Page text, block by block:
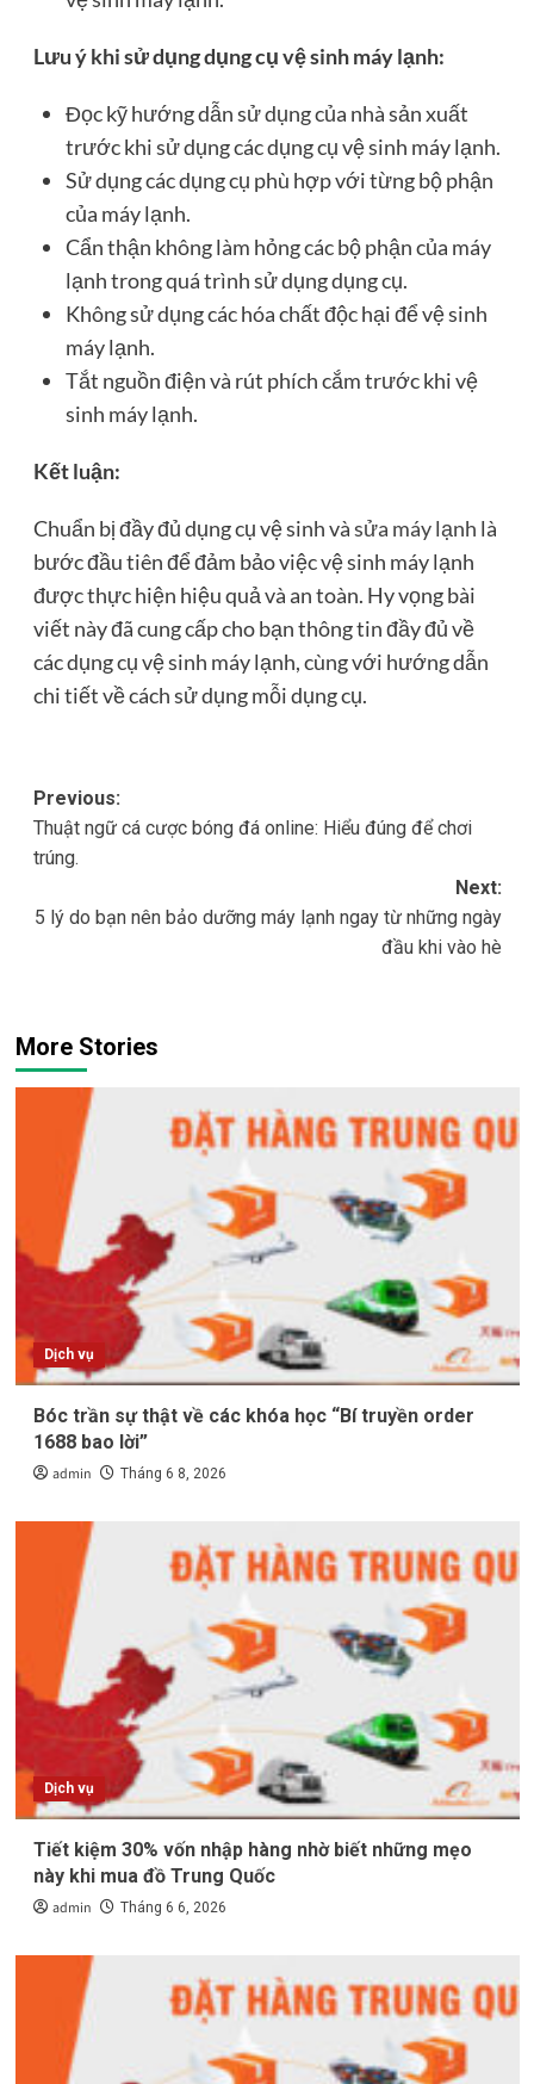
Lưu ý khi sử dụng dụng cụ vệ sinh máy lạnh:
Đọc kỹ hướng dẫn sử dụng của nhà sản xuất
trước khi sử dụng các dụng cụ vệ sinh máy lạnh.
Sử dụng các dụng cụ phù hợp với từng bộ phận
của máy lạnh.
Cẩn thận không làm hỏng các bộ phận của máy
lạnh trong quá trình sử dụng dụng cụ.
Không sử dụng các hóa chất độc hại để vệ sinh
máy lạnh.
Tắt nguồn điện và rút phích cắm trước khi vệ
sinh máy lạnh.
Kết luận:
Chuẩn bị đầy đủ dụng cụ vệ sinh vàsửa máy lạnh là
bước đầu tiên để đảm bảo việc vệ sinh máy lạnh
được thực hiện hiệu quả và an toàn. Hy vọng bài
viết này đã cung cấp cho bạn thông tin đầy đủ về
các dụng cụ vệ sinh máy lạnh, cùng với hướng dẫn
chi tiết về cách sử dụng mỗi dụng cụ.
Post
navigation
Previous:
Thuật ngữ cá cược bóng đá online: Hiểu đúng để chơi
trúng.
Next:
5 lý do bạn nên bảo dưỡng máy lạnh ngay từ những ngày
đầu khi vào hè
More Stories
Dịch vụ
Bóc trần sự thật về các khóa học “Bí truyền order
1688 bao lời”
admin Tháng 6 8, 2026
Dịch vụ
Tiết kiệm 30% vốn nhập hàng nhờ biết những mẹo
này khi mua đồ Trung Quốc
admin Tháng 6 6, 2026